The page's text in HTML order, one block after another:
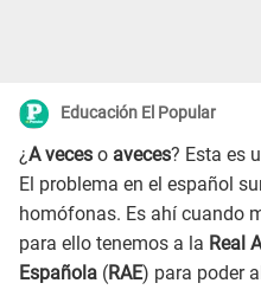
Educación El Popular
¿A veces o aveces? Esta es
El problema en el español
homófonas. Es ahí cuando
para ello tenemos a la Real
Española (RAE) para poder